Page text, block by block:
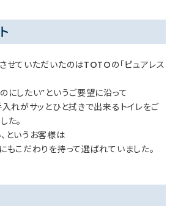
せていただいたのはTOTOの「ピュアレス
にしたい”というご要望に沿って
入れがサッとひと拭きで出来るトイレをご
た。
というお客様は
もこだわりを持って選ばれていました。